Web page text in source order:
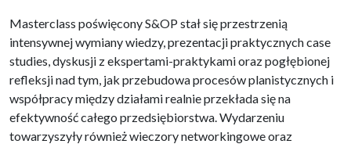
Masterclass poświęcony S&OP stał się przestrzenią
intensywnej wymiany wiedzy, prezentacji praktycznych case
studies, dyskusji z ekspertami-praktykami oraz pogłębionej
refleksji nad tym, jak przebudowa procesów planistycznych i
współpracy między działami realnie przekłada się na
efektywność całego przedsiębiorstwa. Wydarzeniu
towarzyszyły również wieczory networkingowe oraz